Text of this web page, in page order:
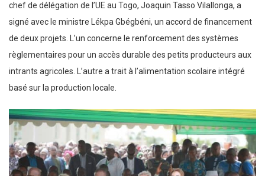
chef de délégation de l’UE au Togo, Joaquin Tasso Vilallonga, a
signé avec le ministre Lékpa Gbégbéni, un accord de financement
de deux projets. L’un concerne le renforcement des systèmes
règlementaires pour un accès durable des petits producteurs aux
intrants agricoles. L’autre a trait à l’alimentation scolaire intégré
basé sur la production locale.